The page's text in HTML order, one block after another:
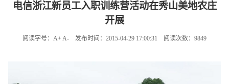
电信浙江新员工入职训练营活动在秀山美地农庄
开展
阅读字号： A+ A- 发布时间：2015-04-29 17:00:31 阅读次数：9849